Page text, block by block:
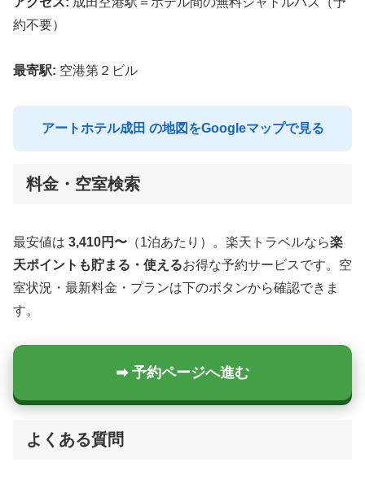
約不要）
最寄駅: 空港第２ビル
アートホテル成田 の地図をGoogleマップで見る
料金・空室検索
最安値は 3,410円〜 （1泊あたり）。楽天トラベルなら楽
天ポイントも貯まる・使えるお得な予約サービスです。空
室状況・最新料金・プランは下のボタンから確認できま
す。
➡ 予約ページへ進む
よくある質問